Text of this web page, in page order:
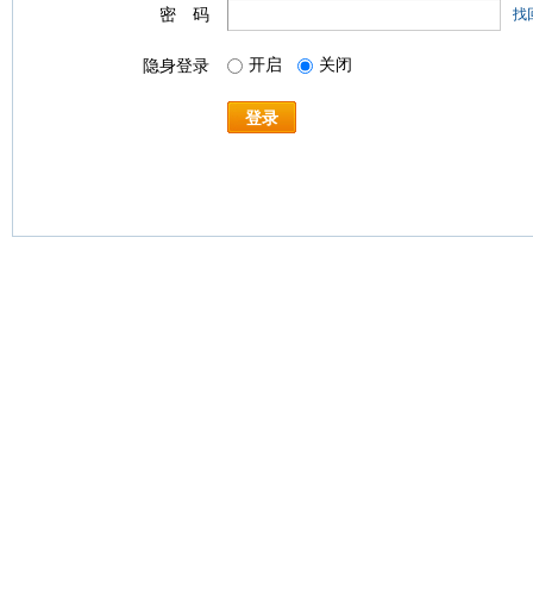
密 码 找
隐身登录 开启 关闭
登录